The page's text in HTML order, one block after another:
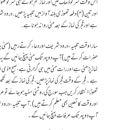
اس وقت سر کو ڈھک لیں اور نماز ختم ہوتے ہی سر کو
ہے اور فجر کی نماز کے بعد منٰی روانہ ہونا ہے.
سارا وقت تلبیہ،درود شریف اور دعاء کرتے رہیں
حضرات کرتے ہیں)آپ دوپہر تک منٰی پہنچ جائیں گے
نماز
ہے۔ فجر کے وقت فجر کی نماز پڑھیں، فجر کی نماز کے
تھوڑا انتظار کریں جب سورج کی روشنی سفید ہوجائے
اور وقت کا تعین بھی معلّم کرتے ہیں).آپ تلبیہ،
آپ دوپہر تک عرفات پہنچ جائیں گے۔